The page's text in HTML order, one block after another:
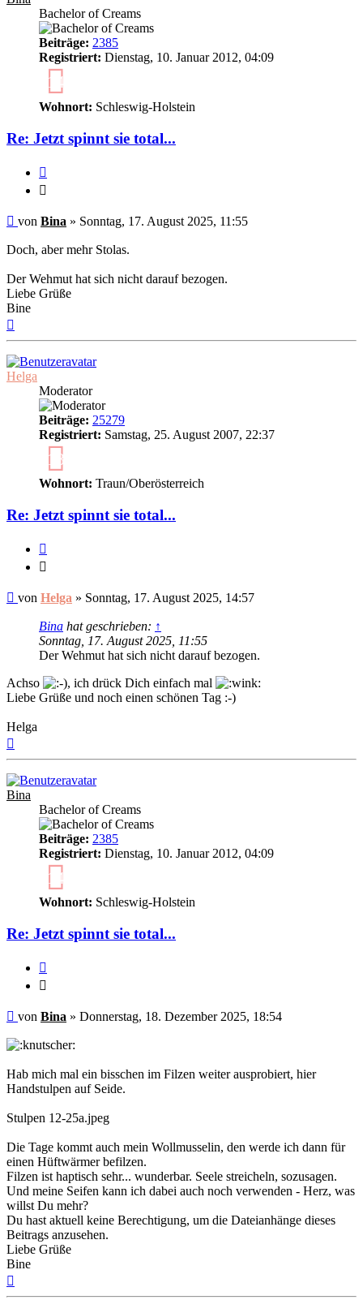
Bachelor of Creams
Beiträge: 2385
Registriert: Dienstag, 10. Januar 2012, 04:09
14
Wohnort: Schleswig-Holstein
Re: Jetzt spinnt sie total...
Ungelesener
von Bina » Sonntag, 17. August 2025, 11:55
Doch, aber mehr Stolas.
Der Wehmut hat sich nicht darauf bezogen.
Liebe Grüße
Bine
Helga
Moderator
Beiträge: 25279
Registriert: Samstag, 25. August 2007, 22:37
18
Wohnort: Traun/Oberösterreich
Re: Jetzt spinnt sie total...
Ungelesener
von Helga » Sonntag, 17. August 2025, 14:57
Bina hat geschrieben: ↑
Sonntag, 17. August 2025, 11:55
Der Wehmut hat sich nicht darauf bezogen.
Achso
, ich drück Dich einfach mal
Liebe Grüße und noch einen schönen Tag :-)
Helga
Bina
Bachelor of Creams
Beiträge: 2385
Registriert: Dienstag, 10. Januar 2012, 04:09
14
Wohnort: Schleswig-Holstein
Re: Jetzt spinnt sie total...
Ungelesener
von Bina » Donnerstag, 18. Dezember 2025, 18:54
Hab mich mal ein bisschen im Filzen weiter ausprobiert, hier
Handstulpen auf Seide.
Stulpen 12-25a.jpeg
Die Tage kommt auch mein Wollmusselin, den werde ich dann für
einen Hüftwärmer befilzen.
Filzen ist haptisch sehr... wunderbar. Seele streicheln, sozusagen.
Und meine Seifen kann ich dabei auch noch verwenden - Herz, was
willst Du mehr?
Du hast aktuell keine Berechtigung, um die Dateianhänge dieses
Beitrags anzusehen.
Liebe Grüße
Bine